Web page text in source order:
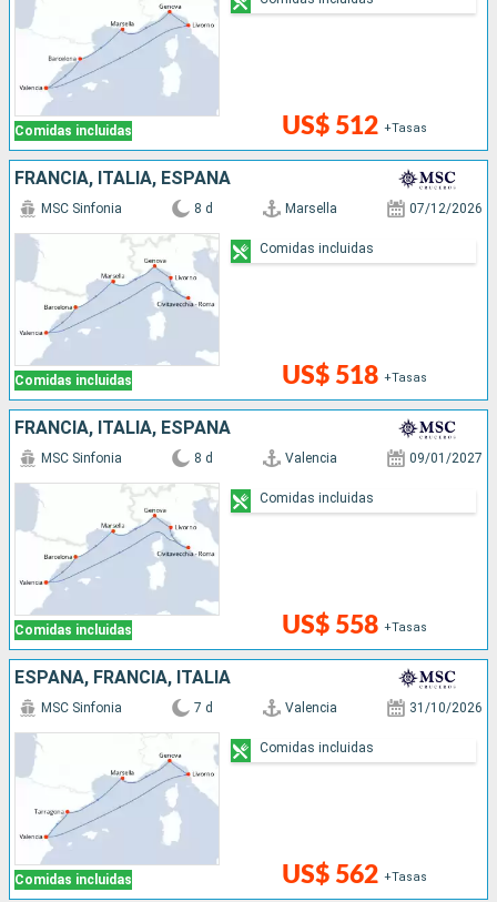
Comidas incluidas US$ 512 +Tasas
FRANCIA, ITALIA, ESPAÑA
Comidas incluidas
MSC Sinfonia 8 d Marsella 07/12/2026
US$ 518 +Tasas
Comidas incluidas
FRANCIA, ITALIA, ESPAÑA
Comidas incluidas
MSC Sinfonia 8 d Valencia 09/01/2027
US$ 558 +Tasas
Comidas incluidas
ESPAÑA, FRANCIA, ITALIA
Comidas incluidas
MSC Sinfonia 7 d Valencia 31/10/2026
US$ 562 +Tasas
Comidas incluidas